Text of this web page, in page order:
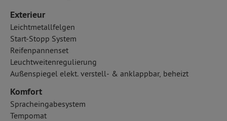
Exterieur
Leichtmetallfelgen
Start-Stopp System
Reifenpannenset
Leuchtweitenregulierung
Außenspiegel elekt. verstell- & anklappbar, beheizt
Komfort
Spracheingabesystem
Tempomat